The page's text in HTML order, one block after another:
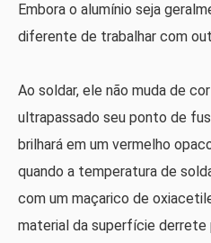
Embora o alumínio seja
diferente de trabalhar com
Ao soldar, ele não muda de
ultrapassado seu ponto de
brilhará em um vermelho
quando a temperatura de
com um maçarico de
material da superfície derrete